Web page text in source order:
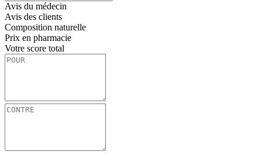
Avis du médecin
Avis des clients
Composition naturelle
Prix ​​en pharmacie
Votre score total